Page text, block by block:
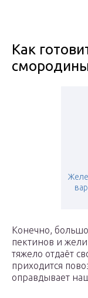
Как
Конечно,
пектинов и
тяжело отдаёт
приходится
оправдывает